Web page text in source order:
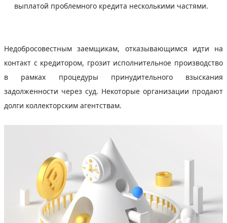
выплатой проблемного кредита несколькими частями.
Недобросовестным заемщикам, отказывающимся идти на
контакт с кредитором, грозит исполнительное производство
в рамках процедуры принудительного взыскания
задолженности через суд. Некоторые организации продают
долги коллекторским агентствам.